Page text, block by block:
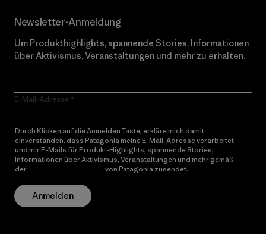
Newsletter-Anmeldung
Um Produkthighlights, spannende Stories, Informationen
über Aktivismus, Veranstaltungen und mehr zu erhalten.
E-Mail-Adresse
Durch Klicken auf die Anmelden Taste, erkläre mich damit
einverstanden, dass Patagonia meine E-Mail-Adresse verarbeitet
und mir E-Mails für Produkt-Highlights, spannende Stories,
Informationen über Aktivismus, Veranstaltungen und mehr gemäß
der
von Patagonia zusendet.
Anmelden